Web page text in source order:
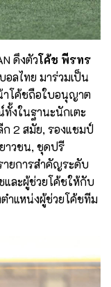
ดึงตัวโค้ช พีรทร
ลไทย มาร่วมเป็น
าโค้ชถือใบอนุญาต
งในฐานะนักเตะ
ก 2 สมัย, รองแชมป์
าวชน, ชุดปรี
ายการสำคัญระดับ
และผู้ช่วยโค้ชให้กับ
ำแหน่งผู้ช่วยโค้ชทีม